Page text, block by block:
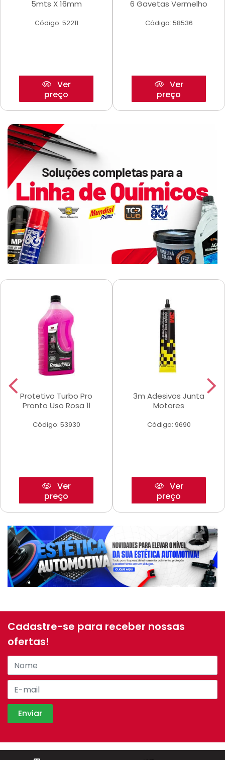
5mts X 16mm
Código: 52211
Ver
preço
6 Gavetas Vermelho
Código: 58536
Ver
preço
Protetivo Turbo Pro
Pronto Uso Rosa 1l
Código: 53930
Ver
preço
3m Adesivos Junta
Motores
Código: 9690
Ver
preço
Cadastre-se para receber nossas
ofertas!